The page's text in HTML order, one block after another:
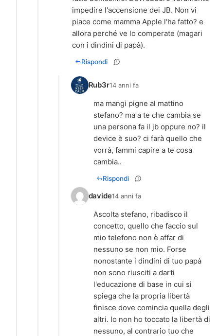
impedire l'accensione dei JB. Non vi
piace come mamma Apple l'ha fatto? e
allora perché ve lo comperate (magari
con i dindini di papà).
Rispondi
Rub3r14 anni fa
ma mangi pigne al mattino
stefano? ma a te che cambia se
una persona fa il jb oppure no? il
device è suo? ci farà quello che
vorrà, fammi capire a te cosa
cambia..
Rispondi
davide14 anni fa
Ascolta stefano, ribadisco il
concetto, quello che faccio sul
mio telefono non è affar di
nessuno se non mio. Forse
nonostante i dindini di tuo papà
non sono riusciti a darti
l'educazione di base in cui si
spiega che la propria libertà
finisce dove comincia quella degli
altri. Io non ho toccato la libertà di
nessuno, al contrario tuo che